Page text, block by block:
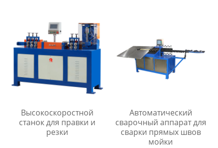
Высокоскоростной
станок для правки и
резки
Автоматический
сварочный аппарат для
сварки прямых швов
мойки